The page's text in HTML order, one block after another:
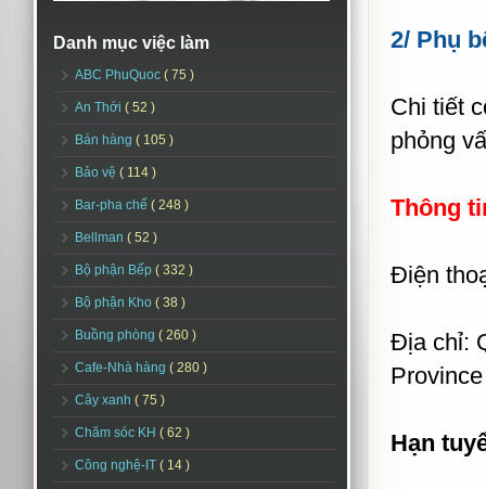
Danh mục việc làm
ABC PhuQuoc ( 75 )
An Thới ( 52 )
Bán hàng ( 105 )
Bảo vệ ( 114 )
Bar-pha chế ( 248 )
Bellman ( 52 )
Bộ phận Bếp ( 332 )
Bộ phận Kho ( 38 )
Buồng phòng ( 260 )
Cafe-Nhà hàng ( 280 )
Cây xanh ( 75 )
Chăm sóc KH ( 62 )
Công nghệ-IT ( 14 )
2/ Phụ
Chi tiết
phỏng
Thông
Điện
Địa chỉ:
Province
Hạn